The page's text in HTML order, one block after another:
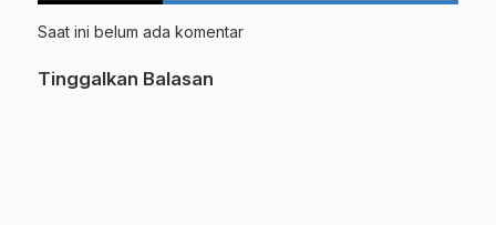
Saat ini belum ada komentar
Tinggalkan Balasan